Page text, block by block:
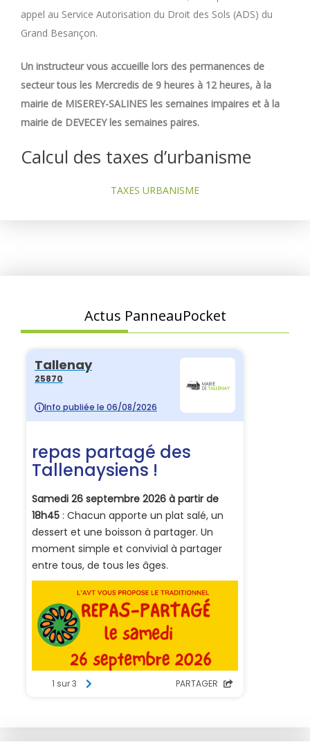
appel au Service Autorisation du Droit des Sols (ADS) du
Grand Besançon.
Un instructeur vous accueille lors des permanences de
secteur tous les Mercredis de 9 heures à 12 heures, à la
mairie de MISEREY-SALINES les semaines impaires et à la
mairie de DEVECEY les semaines paires.
Calcul des taxes d’urbanisme
TAXES URBANISME
Actus PanneauPocket